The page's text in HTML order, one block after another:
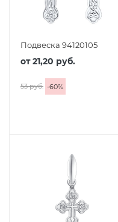
Подвеска 94120105
от21,20 руб.
53 руб. -60%